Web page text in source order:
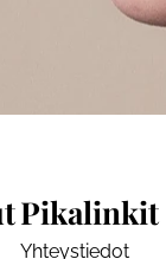
Pikalinkit
Yhteystiedot